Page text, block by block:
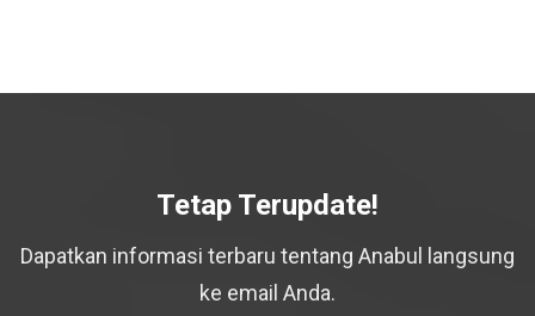
Tetap Terupdate!
Dapatkan informasi terbaru tentang Anabul langsung
ke email Anda.